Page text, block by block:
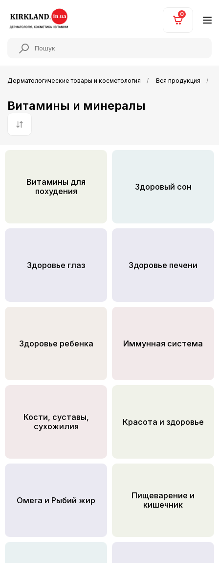
0
Дерматологические товары и косметология Вся продукция
Витамины и минералы
По умолчанию
Витамины для
похудения
Здоровый сон
Здоровье глаз Здоровье печени
Здоровье ребенка Иммунная система
Кости, суставы,
сухожилия
Красота и здоровье
Омега и Рыбий жир
Пищеварение и
кишечник